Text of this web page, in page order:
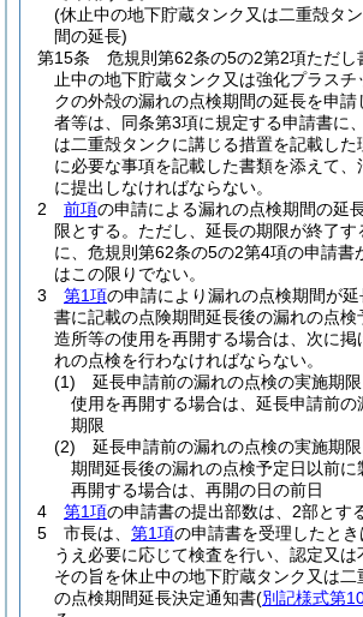
(休止中の地下貯蔵タンク又は二重殻タ
間の延長)
第15条
危規則第62条の5の2第2項ただし
止中の地下貯蔵タンク又は強化プラス
クの外殻の漏れの点検期間の延長を申
者等は、同条第3項に規定する申請書に
は二重殻タンクに講じる措置を記載した
に必要な事項を記載した書類を添えて
に提出しなければならない。
2
前項の申請による漏れの点検期間の延
限とする。 ただし、延長の期限が終了す
に、危規則第62条の5の2第4項の申請書
はこの限りでない。
3
第1項の申請により漏れの点検期間が
書に記載の点険期間延長後の漏れの点検
造所等の使用を再開する場合は、次に掲
れの点検を行わなければならない。
(1)
延長申請前の漏れの点検の実施期
使用を再開する場合は、延長申請前の
期限
(2)
延長申請前の漏れの点検の実施期限
期間延長後の漏れの点検予定日以前に
再開する場合は、再開の日の前日
4
第1項の申請書の提出部数は、2部とす
5
市長は、 第1項の申請書を受理したと
うえ必要に応じて検査を行い、認定又は
その旨を休止中の地下貯蔵タンク又は
の点検期間延長決定通知書(別記様式第